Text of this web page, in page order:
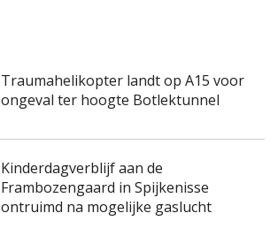
Traumahelikopter landt op A15 voor
ongeval ter hoogte Botlektunnel
Kinderdagverblijf aan de
Frambozengaard in Spijkenisse
ontruimd na mogelijke gaslucht